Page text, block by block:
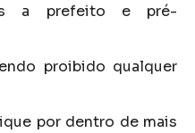
a prefeito e pré-
proibido qualquer
por dentro de mais